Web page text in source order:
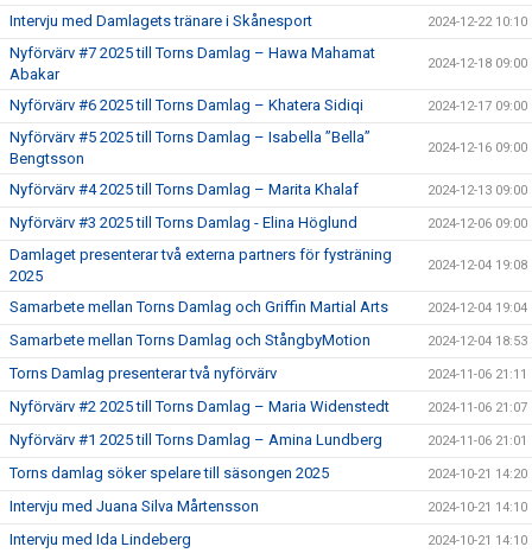
Intervju med Damlagets tränare i Skånesport 2024-12-22 10:10
Nyförvärv #7 2025 till Torns Damlag – Hawa Mahamat
Abakar
2024-12-18 09:00
Nyförvärv #6 2025 till Torns Damlag – Khatera Sidiqi 2024-12-17 09:00
Nyförvärv #5 2025 till Torns Damlag – Isabella ”Bella”
Bengtsson
2024-12-16 09:00
Nyförvärv #4 2025 till Torns Damlag – Marita Khalaf 2024-12-13 09:00
Nyförvärv #3 2025 till Torns Damlag - Elina Höglund 2024-12-06 09:00
Damlaget presenterar två externa partners för fysträning
2025
2024-12-04 19:08
Samarbete mellan Torns Damlag och Griffin Martial Arts 2024-12-04 19:04
Samarbete mellan Torns Damlag och StångbyMotion 2024-12-04 18:53
Torns Damlag presenterar två nyförvärv 2024-11-06 21:11
Nyförvärv #2 2025 till Torns Damlag – Maria Widenstedt 2024-11-06 21:07
Nyförvärv #1 2025 till Torns Damlag – Amina Lundberg 2024-11-06 21:01
Torns damlag söker spelare till säsongen 2025 2024-10-21 14:20
Intervju med Juana Silva Mårtensson 2024-10-21 14:10
Intervju med Ida Lindeberg 2024-10-21 14:10